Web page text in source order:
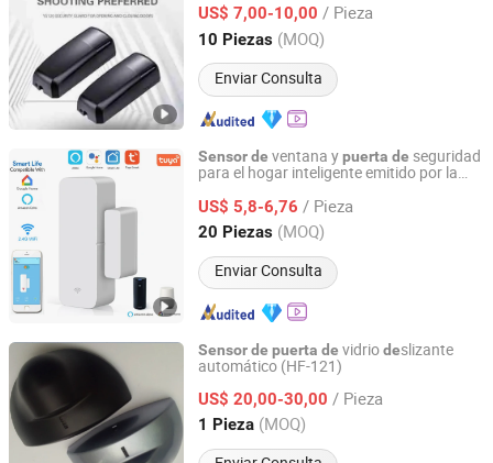
US$ 7,00-10,00 / Pieza
10 Piezas (MOQ)
Enviar Consulta
Zhejiang, China Desde 2024
Sensorde ventana ypuerta de seguridad
para el hogar inteligente emitido por la
notificaciones a través
Tuya
US$ 5,8-6,76 / Pieza
20 Piezas (MOQ)
Enviar Consulta
Yueqing Winston Electric Co., Ltd.
Desde 2011
Sensorde puerta de vidriodeslizante
automático (HF-121)
US$ 20,00-30,00 / Pieza
1 Pieza (MOQ)
Shenzhen Hongfa Automatic Door Co., Ltd.
Guangdong, China Desde 2014